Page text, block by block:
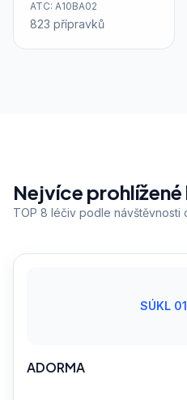
ATC: A10BA02
823 přípravků
Nejvíce
TOP 8 léčiv podle návštěvnosti
SÚKL
ADORMA